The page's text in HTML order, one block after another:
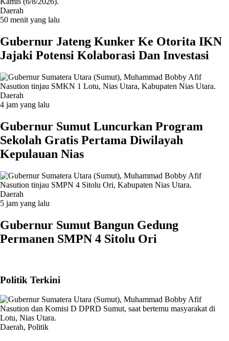
Daerah
50 menit yang lalu
Gubernur Jateng Kunker Ke Otorita IKN
Jajaki Potensi Kolaborasi Dan Investasi
Daerah
4 jam yang lalu
Gubernur Sumut Luncurkan Program
Sekolah Gratis Pertama Diwilayah
Kepulauan Nias
Daerah
5 jam yang lalu
Gubernur Sumut Bangun Gedung
Permanen SMPN 4 Sitolu Ori
Politik Terkini
Daerah, Politik